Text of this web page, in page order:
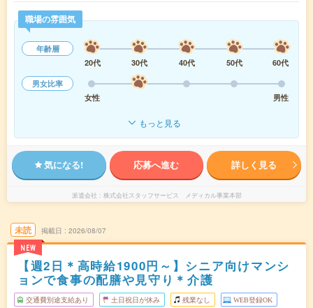
職場の雰囲気
年齢層
20代
30代 40代 50代
60代
男女比率
女性
男性
もっと見る
気になる! 応募へ進む 詳しく見る
派遣会社 株式会社スタッフサービス メディカル事業本部
未読
NEW
掲載日 2026/08/07
【週2日＊高時給1900円～】シニア向けマンシ
ョンで食事の配膳や見守り＊介護
交通費別途支給あり 土日祝日が休み 残業なし WEB登録OK